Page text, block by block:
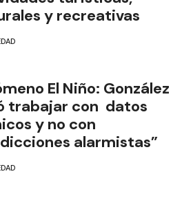
y recreativas
El Niño: González
trabajar con datos
y no con
alarmistas”